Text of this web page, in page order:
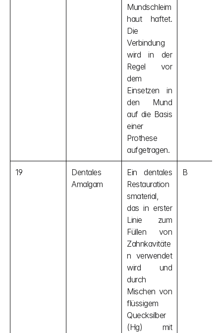
Mundschleim
haut haftet.
Die
Verbindung
wird in der
Regel vor
dem
Einsetzen in
den Mund
auf die Basis
einer
Prothese
aufgetragen.
19
Dentales
Amalgam
Ein dentales
Restauration
smaterial,
das in erster
Linie zum
Füllen von
Zahnkavitäte
n verwendet
wird und
durch
Mischen von
flüssigem
Quecksilber
(Hg) mit
B